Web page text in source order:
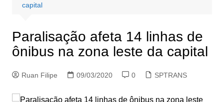
capital
Paralisação afeta 14 linhas de
ônibus na zona leste da capital
Ruan Filipe 09/03/2020 0 SPTRANS